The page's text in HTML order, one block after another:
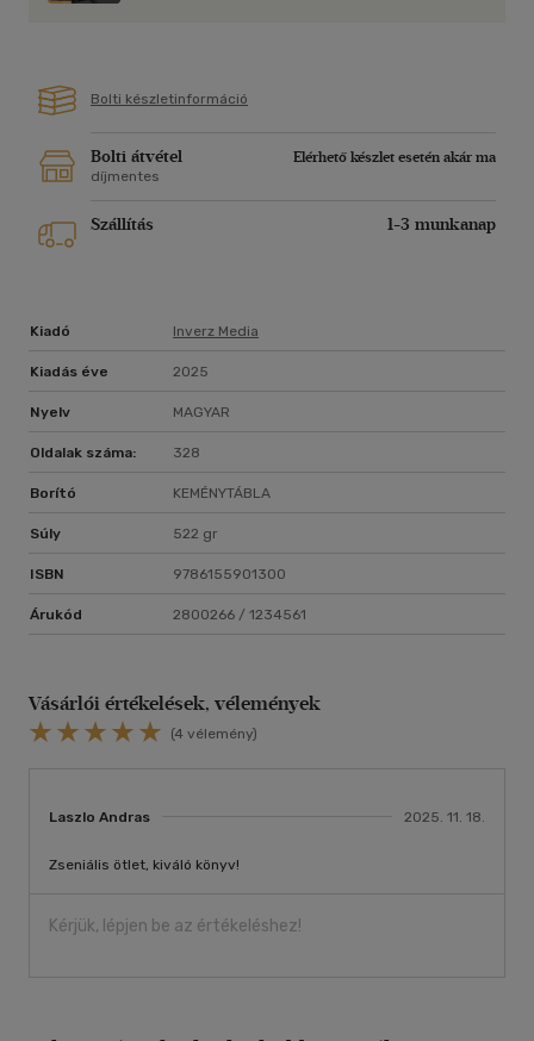
Bolti készletinformáció
Bolti átvétel
Elérhető készlet esetén akár ma
díjmentes
Szállítás 1-3 munkanap
Kiadó Inverz Media
Kiadás éve 2025
Nyelv MAGYAR
Oldalak száma: 328
Borító KEMÉNYTÁBLA
Súly 522 gr
ISBN 9786155901300
Árukód 2800266 / 1234561
Vásárlói értékelések, vélemények
(4 vélemény)
Laszlo Andras 2025. 11. 18.
Zseniális ötlet, kiváló könyv!
Kérjük, lépjen be az értékeléshez!